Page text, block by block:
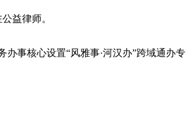
益律师。
事核心设置“风雅事·河汉办”跨域通办专